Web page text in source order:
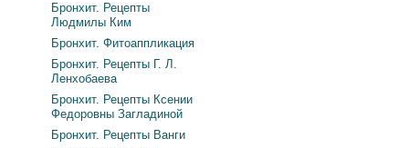
Бронхит. Рецепты
Людмилы Ким
Бронхит. Фитоаппликация
Бронхит. Рецепты Г. Л.
Ленхобаева
Бронхит. Рецепты Ксении
Федоровны Загладиной
Бронхит. Рецепты Ванги